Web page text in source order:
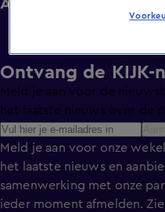
Ontvang de KIJK-
Meld je aan voor de
het laatste nieuws over de
Meld je aan voor onze
het laatste nieuws en
samenwerking met onze
ieder moment afmelden.